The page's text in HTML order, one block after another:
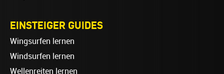
EINSTEIGER GUIDES
Wingsurfen lernen
Windsurfen lernen
Wellenreiten lernen